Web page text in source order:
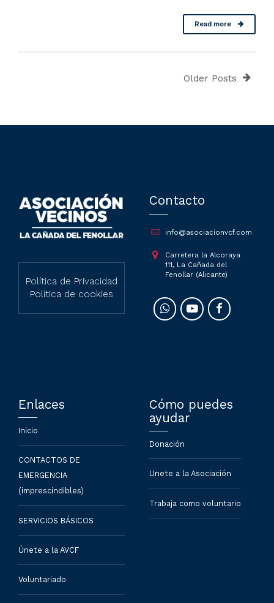
Read more
Older Posts
Política de Privacidad
Política de cookies
Contacto
info@asociacionvcf.com
Carretera la Alcoraya
111, La Cañada del
Fenollar (Alicante)
Enlaces
Inicio
CONTACTOS DE
EMERGENCIA
(imprescindibles)
SERVICIOS BÁSICOS
Únete a la AVCF
Voluntariado
Cómo puedes
ayudar
Donación
Unete a la Asociación
Trabaja como voluntario